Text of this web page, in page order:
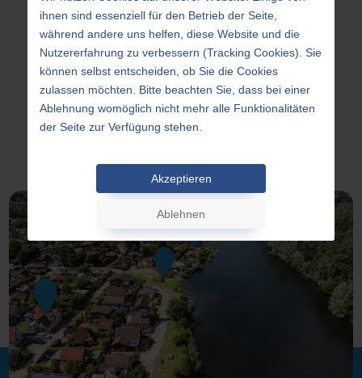
Abwasseranschlüssen.
Weiter
ihnen sind essenziell für den Betrieb der Seite,
während andere uns helfen, diese Website und die
Nutzererfahrung zu verbessern (Tracking Cookies). Sie
können selbst entscheiden, ob Sie die Cookies
zulassen möchten. Bitte beachten Sie, dass bei einer
Ablehnung womöglich nicht mehr alle Funktionalitäten
der Seite zur Verfügung stehen.
Akzeptieren
Ablehnen